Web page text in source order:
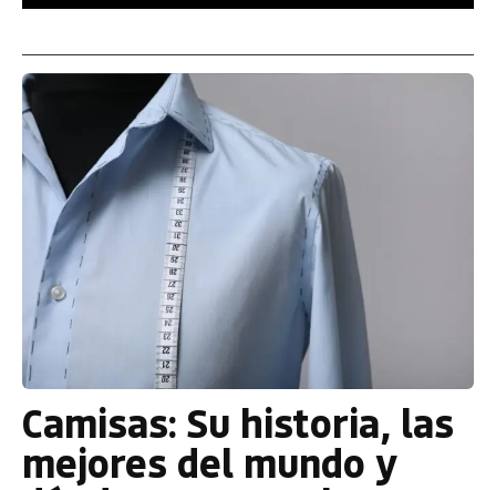
Camisas: Su historia, las
mejores del mundo y